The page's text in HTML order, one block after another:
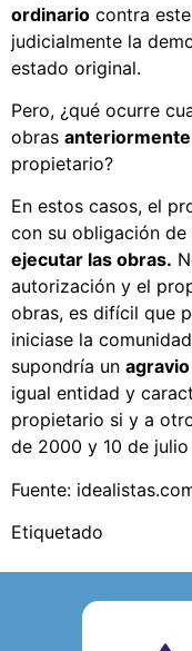
ordinario contra
judicialmente la
estado original.
Pero, ¿qué ocurre
obras
propietario?
En estos casos, el
con su obligación de
ejecutar las obras.
autorización y el
obras, es difícil que
iniciase la
supondría un
igual entidad y
propietario si y a
de 2000 y 10 de julio
Fuente:
Etiquetado